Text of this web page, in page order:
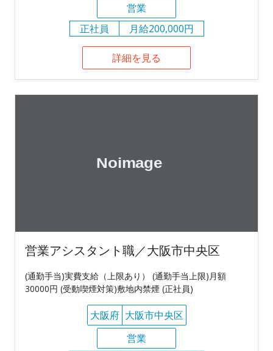
営業
正社員
月給200,000円
詳細を見る
営業アシスタント職／大阪市中央区
(通勤手当)実費支給（上限あり） (通勤手当上限)月額
30000円 (受動喫煙対策)敷地内禁煙 (正社員)
大阪府 大阪市中央区
営業